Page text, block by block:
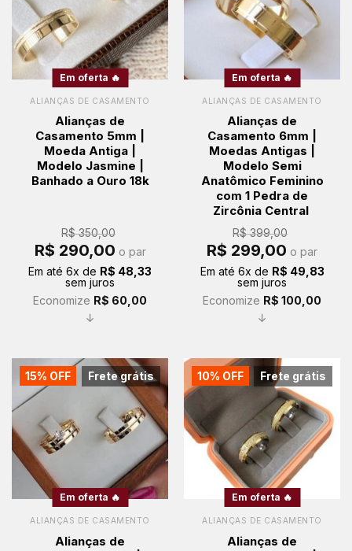
Em oferta 🔥
ALIANÇAS DE CASAMENTO
Alianças de
Casamento 5mm |
Moeda Antiga |
Modelo Jasmine |
Banhado a Ouro 18k
R$350,00
O
preço
era:
R$ 350,00.
R$ 290,00preço
é:
o par
Em até 6x de R$ 48,33
sem juros
Economize R$ 60,00
↓
Em oferta 🔥
ALIANÇAS DE CASAMENTO
Alianças de
Casamento 6mm |
Moedas Antigas |
Modelo Semi
Anatômico Feminino
com 1 Pedra de
Zircônia Central
R$399,00
O
preço
era:
R$ 399,00.
R$ 299,00 preço
é:
o par
Em até 6x de R$ 49,83
sem juros
Economize R$ 100,00
↓
Frete grátis
15% OFF
Em oferta 🔥
ALIANÇAS DE CASAMENTO
Alianças de
Frete grátis
10% OFF
Em oferta 🔥
ALIANÇAS DE CASAMENTO
Alianças de